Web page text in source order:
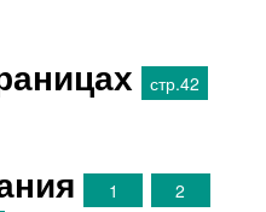
стр.42
1
2